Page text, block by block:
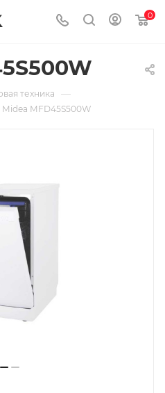
0
техника —
Midea MFD45S500W